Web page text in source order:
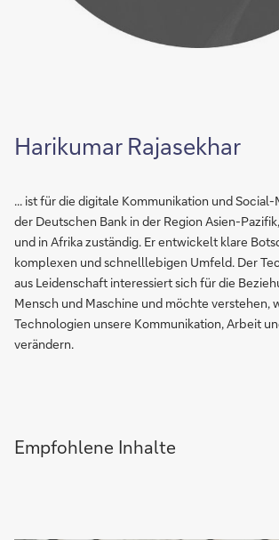
Harikumar Rajasekhar
... ist für die digitale Kommunikation und
der Deutschen Bank in der Region Asien-
und in Afrika zuständig. Er entwickelt klare
komplexen und schnelllebigen Umfeld. Der
aus Leidenschaft interessiert sich für die
Mensch und Maschine und möchte verstehen,
Technologien unsere Kommunikation, Arbeit
verändern.
Empfohlene Inhalte